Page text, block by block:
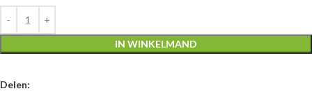
IN WINKELMAND
Delen: